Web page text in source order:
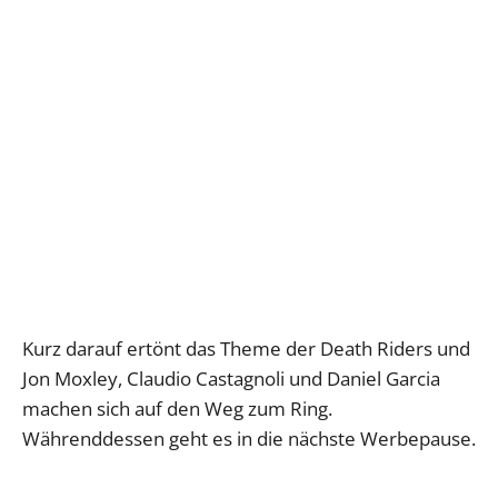
Kurz darauf ertönt das Theme der Death Riders und
Jon Moxley, Claudio Castagnoli und Daniel Garcia
machen sich auf den Weg zum Ring.
Währenddessen geht es in die nächste Werbepause.